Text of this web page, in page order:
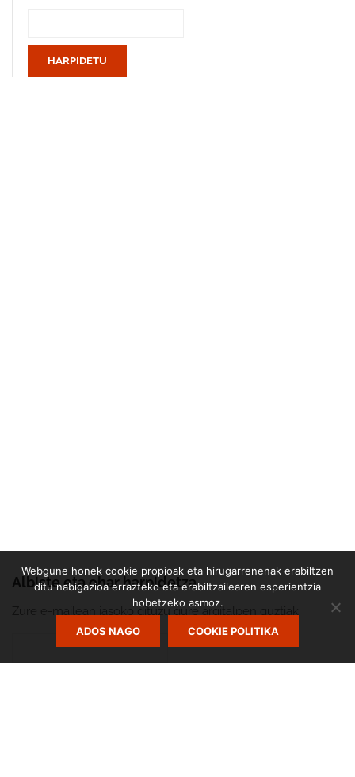
Albiste eta ohar harpidetza
Zure e-mailean jasoko dituzu gure argitalpen guztiak.
Webgune honek cookie propioak eta hirugarrenenak erabiltzen
ditu nabigazioa errazteko eta erabiltzailearen esperientzia
hobetzeko asmoz.
ADOS NAGO COOKIE POLITIKA